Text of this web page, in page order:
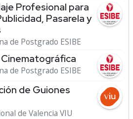
Profesional para
Pasarela y
de Postgrado ESIBE
de Postgrado ESIBE
de Guiones
de Valencia VIU